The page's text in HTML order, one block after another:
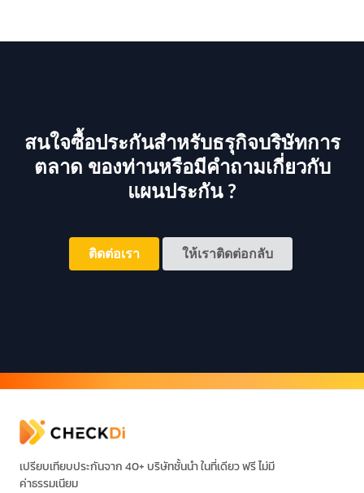
สนใจซื้อประกันสำหรับธรุกิจบริษัทการ
ตลาด ของท่านหรือมีคำถามเกี่ยวกับ
แผนประกัน ?
ติดต่อเรา ให้เราติดต่อกลับ
เปรียบเทียบประกันจาก 40+ บริษัทชั้นนำ ในที่เดียว ฟรี ไม่มี
ค่าธรรมเนียม